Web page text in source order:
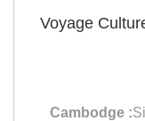
Voyage
Cambodge :